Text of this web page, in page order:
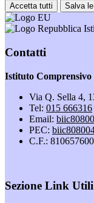
Accetta tutti Salva
Contatti
Istituto
Via Q. Sella 4,
Tel: 015 666316
Email:
PEC:
C.F.:
Sezione Link Utili